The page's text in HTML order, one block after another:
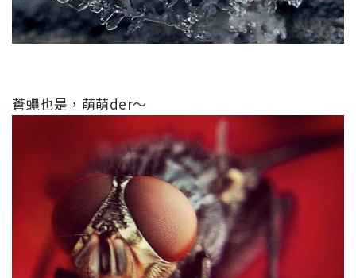
蒼蠅也是，萌萌der～